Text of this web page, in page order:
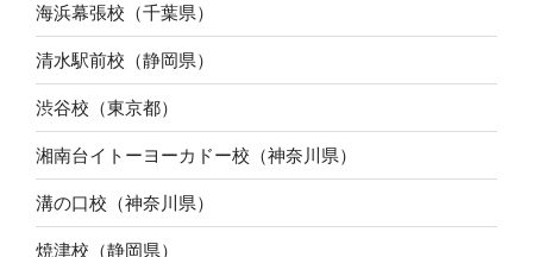
海浜幕張校（千葉県）
清水駅前校（静岡県）
渋谷校（東京都）
湘南台イトーヨーカドー校（神奈川県）
溝の口校（神奈川県）
焼津校（静岡県）